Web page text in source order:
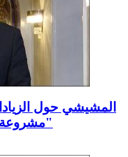
المشيشي حول
مشروعة والشرعية الوحيدة هي إنقاذ البلاد"